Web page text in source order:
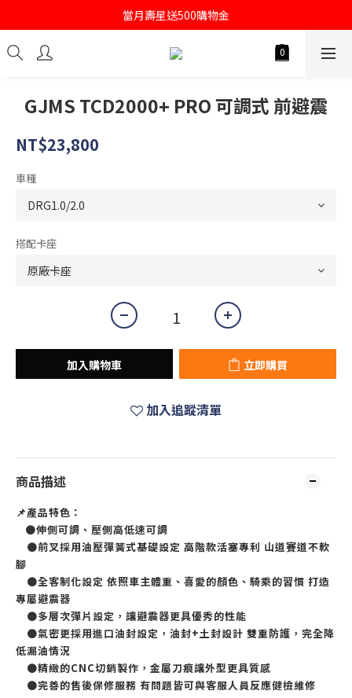
註冊會員即送購物金100
當月壽星送500購物金
註冊會員即送購物金100
GJMS TCD2000+ PRO 可調式 前避震
NT$23,800
車種
搭配卡座
加入購物車 立即購買
加入追蹤清單
商品描述
📌產品特色：
●伸側可調、壓側高低速可調
●前叉採用油壓彈簧式基礎設定 高階款活塞專利 山道賽道不軟
腳
●全客制化設定 依照車主體重、喜愛的顏色、騎乘的習慣 打造
專屬避震器
●多層次彈片設定，讓避震器更具優秀的性能
●氣密更採用進口油封設定，油封+土封設計 雙重防護，完全降
低漏油情況
●精緻的CNC切銷製作，金屬刀痕讓外型更具質感
●完善的售後保修服務 有問題皆可與客服人員反應健檢維修